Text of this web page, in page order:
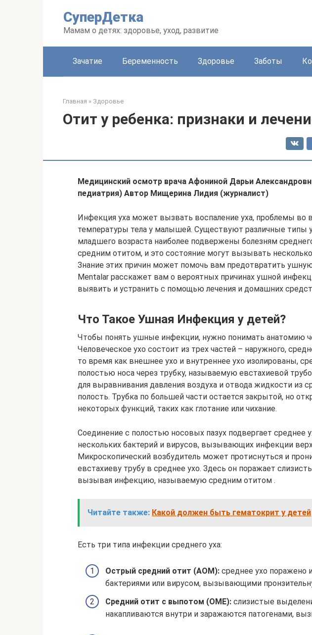
СуперДетка
Мамам о детях: здоровье, уход, развитие
Зачатие Беременность Здоровье Заботы
Главная » Здоровье
Отит у ребенка: признаки и
Медицинский осмотр врача Афониной Дарьи
педиатрия) Автор Мищерина Лидия (журналист)
Инфекция уха может вызвать воспаление уха, проблемы
температуры тела у малышей. Существуют различные типы
младшего возраста наиболее подвержены болезням
средним отитом, и это состояние могут вызывать
Знание этих причин может помочь вам предотвратить
Mentalar расскажет вам о вероятных причинах ушной
выявить и устранить с помощью лечения и домашних
Что Такое Ушная Инфекция у детей?
Чтобы понять ушные инфекции, нужно понимать анатомию
Человеческое ухо состоит из трех частей – наружного,
то время как внешнее ухо и внутреннее ухо изолированы,
полостью носа через трубку, называемую евстахиевой
для выравнивания давления воздуха и отвода жидкости из
полость. Трубка по большей части остается закрытой, но
некоторых функций, таких как глотание или чихание.
Соединение с полостью носовых пазух подвергает среднее
нескольких бактерий и вирусов, вызывающих инфекции
Микроскопический возбудитель может протиснуться и
евстахиеву трубу в среднее ухо. Здесь он поражает
вызывая инфекцию, называемую средним отитом .
Читайте также: Какой должен быть гематокрит у детей
Есть три типа инфекции среднего уха:
Острый средний отит (АОМ): среднее ухо поражено
бактериями или вирусом, вызывающими
Средний отит с выпотом (OME): слизистые
накапливаются внутри и заражаются патогенами,